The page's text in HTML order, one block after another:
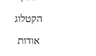
הקטלוג
אודות